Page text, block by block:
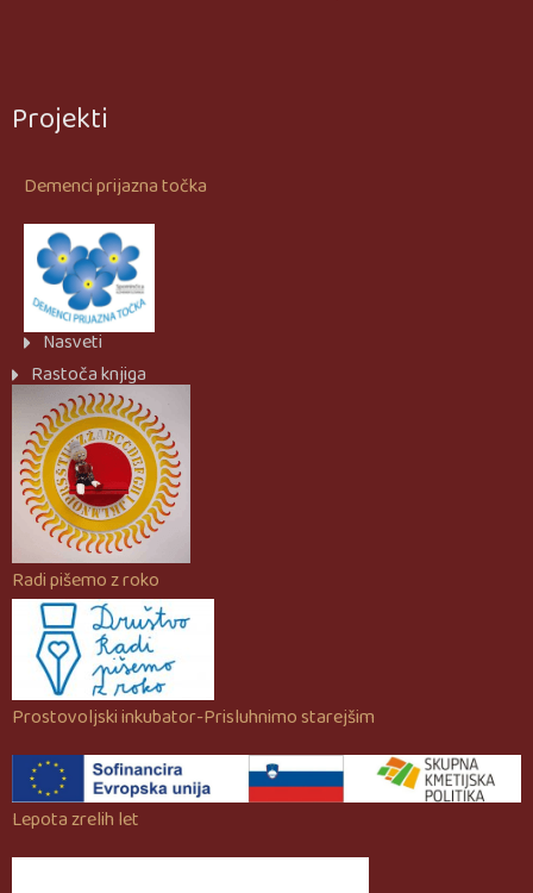
Projekti
Demenci prijazna točka
Nasveti
Rastoča knjiga
Radi pišemo z roko
Prostovoljski inkubator-Prisluhnimo starejšim
Lepota zrelih let